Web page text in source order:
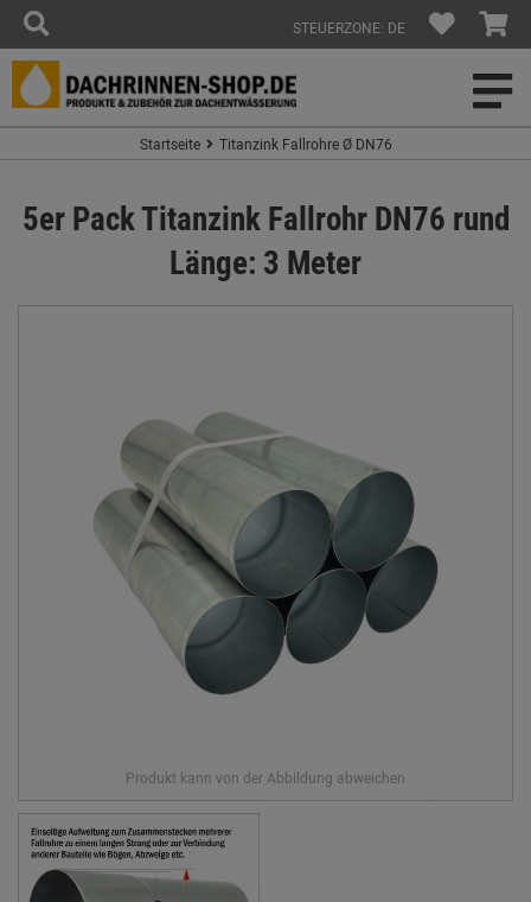
STEUERZONE: DE
Startseite Titanzink Fallrohre Ø DN76
5er Pack Titanzink Fallrohr DN76 rund
Länge: 3 Meter